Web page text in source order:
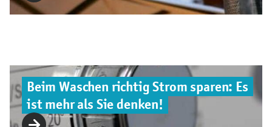
Beim Waschen richtig Strom sparen: Es
ist mehr als Sie denken!